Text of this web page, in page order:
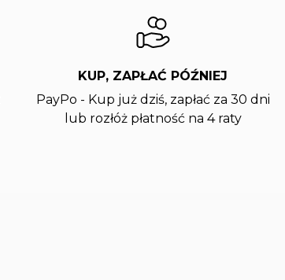
KUP, ZAPŁAĆ PÓŹNIEJ
PayPo - Kup już dziś, zapłać za 30 dni
lub rozłóż płatność na 4 raty